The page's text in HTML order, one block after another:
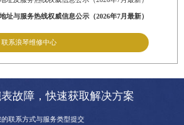
址与服务热线权威信息公示（2026年7月最新）
联系浪琴维修中心
故障，快速获取解决方案
联系方式与服务类型提交